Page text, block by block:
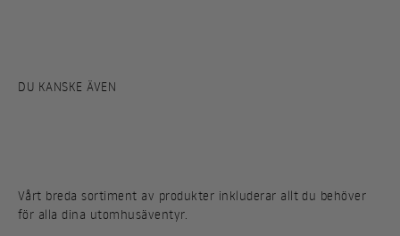
Vårt breda sortiment av produkter inkluderar allt du behöver
för alla dina utomhusäventyr.